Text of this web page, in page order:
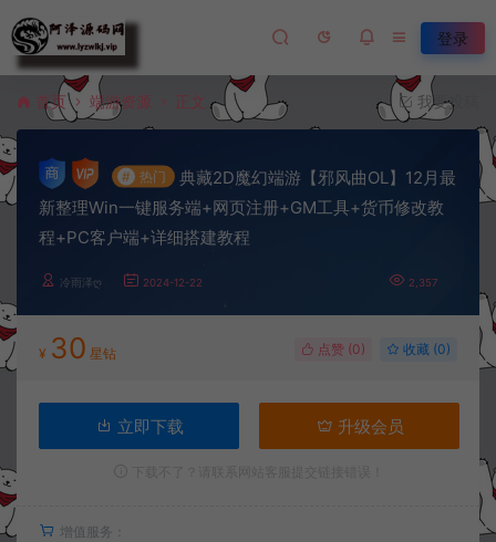
登录
首页 端游资源 正文 我要投稿
# 热门
典藏2D魔幻端游【邪风曲OL】12月最
新整理Win一键服务端+网页注册+GM工具+货币修改教
程+PC客户端+详细搭建教程
冷雨泽ღ 2024-12-22 2,357
¥ 30 星钻 点赞 (0) 收藏 (0)
立即下载 升级会员
增值服务：